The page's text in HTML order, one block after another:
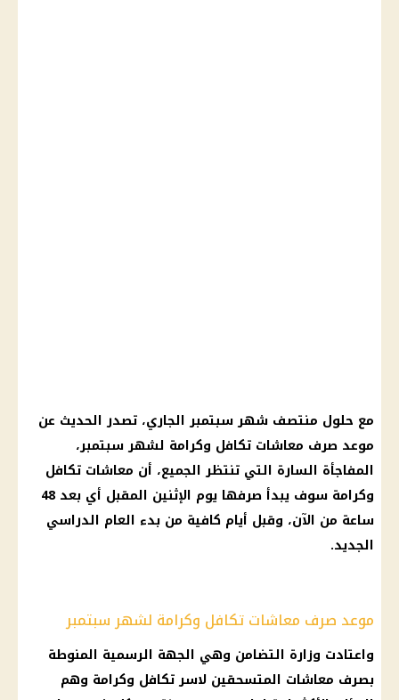
مع حلول منتصف شهر سبتمبر الجاري، تصدر الحديث عن
موعد صرف معاشات تكافل وكرامة لشهر سبتمبر،
المفاجأة السارة التي تنتظر الجميع، أن معاشات تكافل
وكرامة سوف يبدأ صرفها يوم الإثنين المقبل أي بعد 48
ساعة من الآن، وقبل أيام كافية من بدء العام الدراسي
الجديد.
موعد صرف معاشات تكافل وكرامة لشهر سبتمبر
واعتادت وزارة التضامن وهي الجهة الرسمية المنوطة
بصرف معاشات المتسحقين لاسر تكافل وكرامة وهم